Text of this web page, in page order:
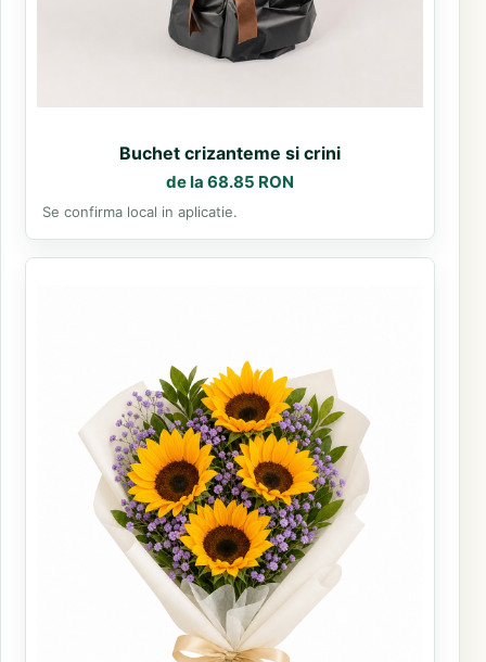
Buchet crizanteme si crini
de la 68.85 RON
Se confirma local in aplicatie.